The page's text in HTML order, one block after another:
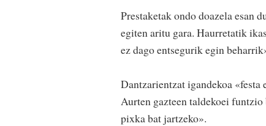
Prestaketak ondo doazela esan
egiten aritu gara. Haurretatik
ez dago entsegurik egin
Dantzarientzat igandekoa «festa
Aurten gazteen taldekoei
pixka bat jartzeko».